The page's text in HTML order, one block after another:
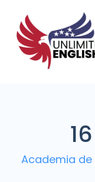
Academia